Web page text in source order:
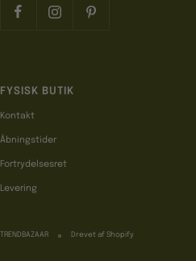
FYSISK BUTIK
Kontakt
Åbningstider
Fortrydelsesret
Levering
TRENDBAZAAR Drevet af Shopify